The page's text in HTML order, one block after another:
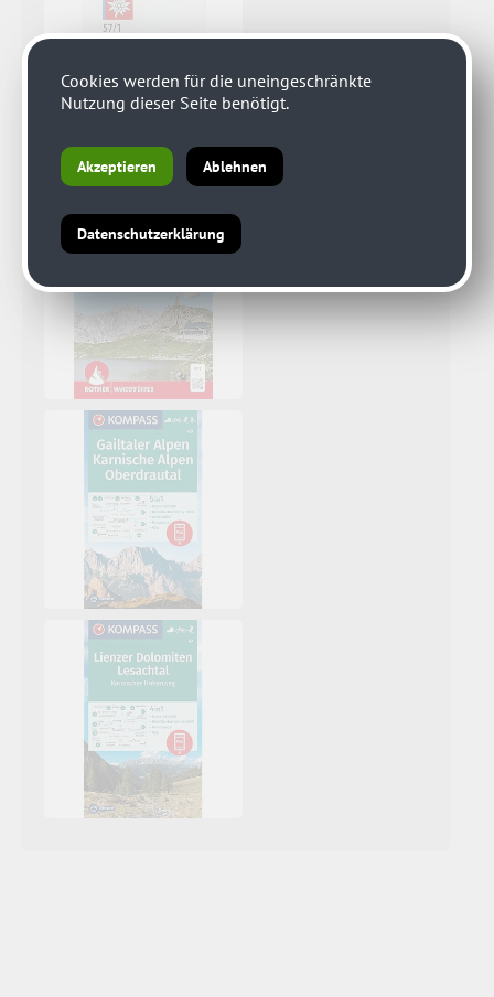
Cookies werden für die uneingeschränkte
Nutzung dieser Seite benötigt.
Akzeptieren Ablehnen
Datenschutzerklärung